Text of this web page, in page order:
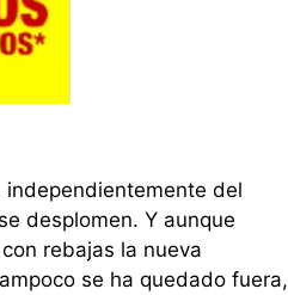
independientemente del
desplomen. Y aunque
rebajas la nueva
se ha quedado fuera,